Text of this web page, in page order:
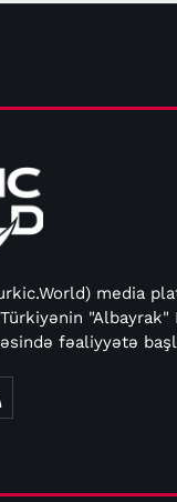
media
"Albayrak"
fəaliyyətə